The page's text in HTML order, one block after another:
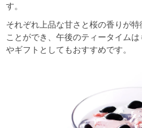
す。
それぞれ上品な甘さと桜の香りが
ことができ、午後のティータイム
やギフトとしてもおすすめです。